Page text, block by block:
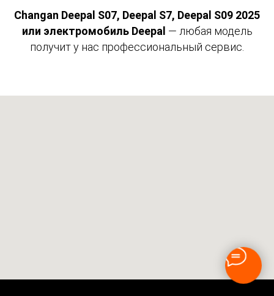
Changan Deepal S07, Deepal S7, Deepal S09 2025
или электромобиль Deepal — любая модель
получит у нас профессиональный сервис.